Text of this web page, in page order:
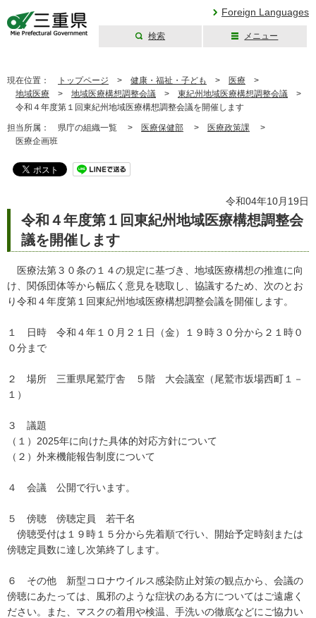
Foreign Languages
検索 メニュー
現在位置： トップページ > 健康・福祉・子ども > 医療 >
地域医療 > 地域医療構想調整会議 > 東紀州地域医療構想調整会議 >
令和４年度第１回東紀州地域医療構想調整会議を開催します
担当所属： 県庁の組織一覧 > 医療保健部 > 医療政策課 >
医療企画班
令和04年10月19日
令和４年度第１回東紀州地域医療構想調整会
議を開催します
医療法第３０条の１４の規定に基づき、地域医療構想の推進に向
け、関係団体等から幅広く意見を聴取し、協議するため、次のとお
り令和４年度第１回東紀州地域医療構想調整会議を開催します。
１ 日時 令和４年１０月２１日（金）１９時３０分から２１時０
０分まで
２ 場所 三重県尾鷲庁舎 ５階 大会議室（尾鷲市坂場西町１－
１）
３ 議題
（１）2025年に向けた具体的対応方針について
（２）外来機能報告制度について
４ 会議 公開で行います。
５ 傍聴 傍聴定員 若干名
傍聴受付は１９時１５分から先着順で行い、開始予定時刻または
傍聴定員数に達し次第終了します。
６ その他 新型コロナウイルス感染防止対策の観点から、会議の
傍聴にあたっては、風邪のような症状のある方についてはご遠慮く
ださい。また、マスクの着用や検温、手洗いの徹底などにご協力い